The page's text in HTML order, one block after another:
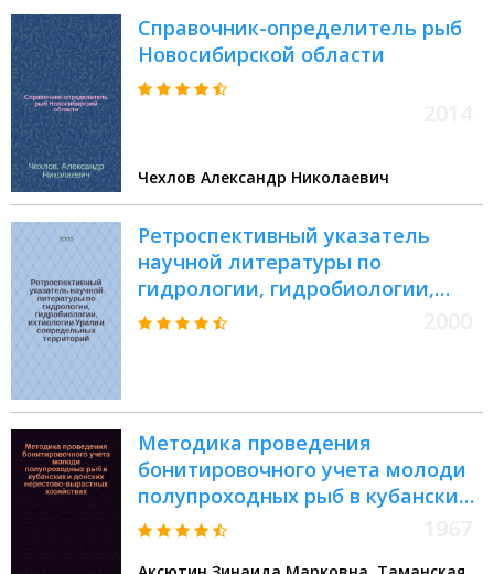
Справочник-определитель рыб
Новосибирской области
Чехлов Александр Николаевич
Ретроспективный указатель
научной литературы по
гидрологии, гидробиологии,
ихтиологии Урала и
Методика проведения
бонитировочного учета молоди
полупроходных рыб в кубанских
и донских нерестово-вырастных